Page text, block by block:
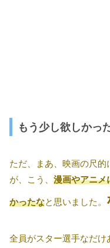
もう少し欲しかっ
ただ、まあ、映画の尺
が、こう、 漫画やアニメ
かったなと思いました。
全員がスター選手なだけ